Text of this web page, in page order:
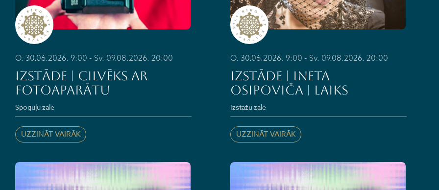
O. 30.06.2026. 9:00 - Sv. 09.08.2026. 20:00
IZSTĀDE | CILVĒKS AR
FOTOAPARĀTU
Spoguļu zāle
UZZINĀT VAIRĀK
O. 30.06.2026. 9:00 - Sv. 09.08.2026. 20:00
IZSTĀDE | INETA
OSIPOVIČA | LAIKS
Izstāžu zāle
UZZINĀT VAIRĀK